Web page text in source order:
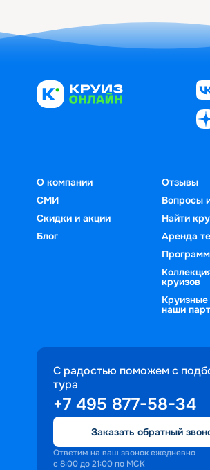
О компании
СМИ
Скидки и акции
Блог
Отзывы
Вопросы
Найти
Аренда
круизов
наши
С радостью поможем с
тура
+7 495 877-58-34
Заказать обратный
Ответим на ваш звонок ежедневно
с 8:00 до 21:00 по МСК